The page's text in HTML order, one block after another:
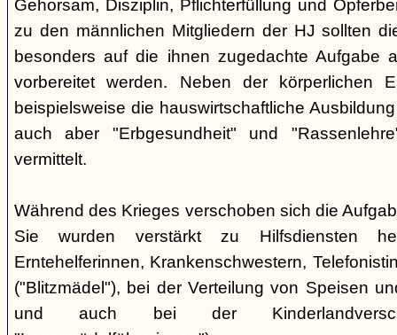
Gehorsam, Disziplin, Pflichterfüllung und
zu den männlichen Mitgliedern der HJ sollten
besonders auf die ihnen zugedachte Aufgabe
vorbereitet werden. Neben der körperlichen
beispielsweise die hauswirtschaftliche
auch aber "Erbgesundheit" und
vermittelt.
Während des Krieges verschoben sich die
Sie wurden verstärkt zu Hilfsdiensten
Erntehelferinnen, Krankenschwestern,
("Blitzmädel"), bei der Verteilung von Speisen
und auch bei der